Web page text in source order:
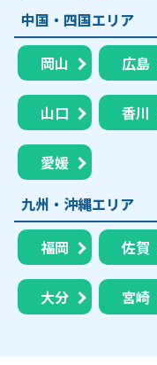
中国・四国エリア
岡山 広島
山口 香川
愛媛
九州・沖縄エリア
福岡 佐賀
大分 宮崎